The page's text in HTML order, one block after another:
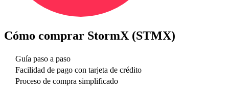
Cómo comprar StormX (STMX)
Guía paso a paso
Facilidad de pago con tarjeta de crédito
Proceso de compra simplificado